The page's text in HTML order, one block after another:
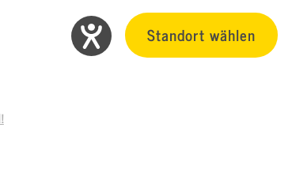
Standort wählen